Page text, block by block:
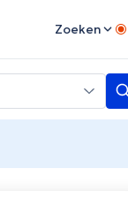
Zoeken